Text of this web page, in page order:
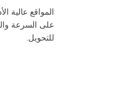
المواقع عالية
على السرعة
للتحويل.